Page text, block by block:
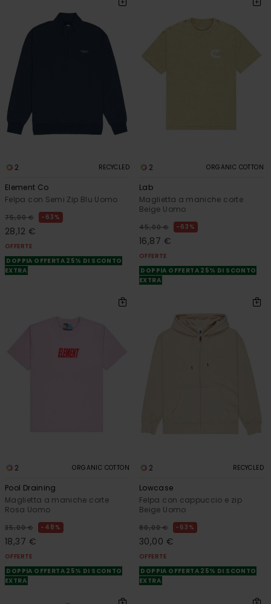
2 RECYCLED
Element Co
Felpa con Semi Zip Blu Uomo
75,00 € 63%
28,12 €
OFFERTE
DOPPIA OFFERTA 25% DI SCONTO
EXTRA
2 ORGANIC COTTON
Lab
Maglietta a maniche corte
Beige Uomo
45,00 € 63%
16,87 €
OFFERTE
DOPPIA OFFERTA 25% DI SCONTO
EXTRA
2 ORGANIC COTTON
Pool Draining
Maglietta a maniche corte
Rosa Uomo
35,00 € 48%
18,37 €
OFFERTE
DOPPIA OFFERTA 25% DI SCONTO
EXTRA
2 RECYCLED
Lowcase
Felpa con cappuccio e zip
Beige Uomo
80,00 € 63%
30,00 €
OFFERTE
DOPPIA OFFERTA 25% DI SCONTO
EXTRA